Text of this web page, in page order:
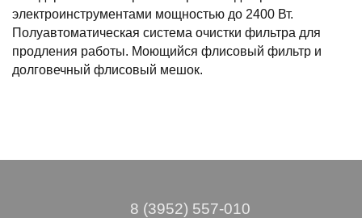
электроинструментами мощностью до 2400 Вт.
Полуавтоматическая система очистки фильтра для
продления работы. Моющийся флисовый фильтр и
долговечный флисовый мешок.
8 (3952) 557-010